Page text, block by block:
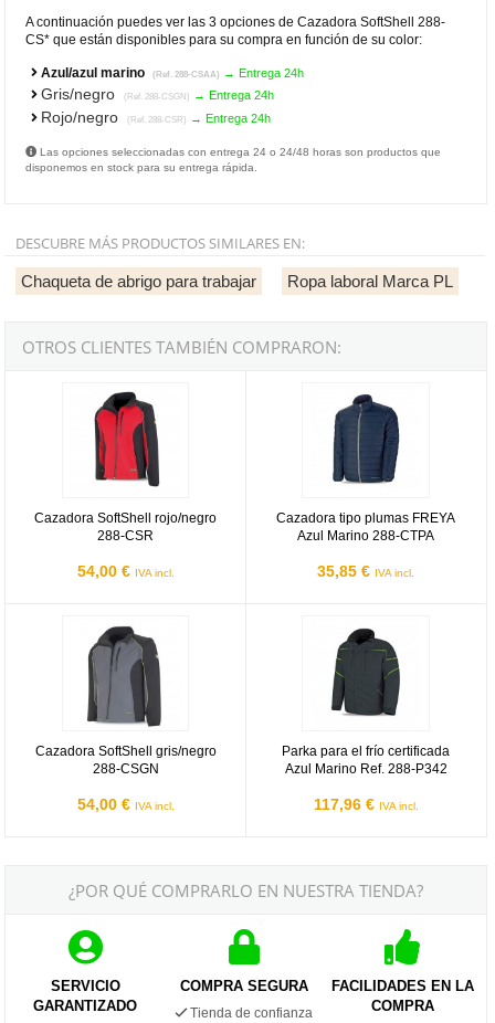
A continuación puedes ver las 3 opciones de Cazadora SoftShell 288-
CS* que están disponibles para su compra en función de su color:
Azul/azul marino (Ref. 288-CSAA) → Entrega 24h
Gris/negro (Ref. 288-CSGN) → Entrega 24h
Rojo/negro (Ref. 288-CSR) → Entrega 24h
Las opciones seleccionadas con entrega 24 o 24/48 horas son productos que
disponemos en stock para su entrega rápida.
DESCUBRE MÁS PRODUCTOS SIMILARES EN:
Chaqueta de abrigo para trabajar Ropa laboral Marca PL
OTROS CLIENTES TAMBIÉN COMPRARON:
Cazadora SoftShell rojo/negro
288-CSR
54,00 € IVA incl.
Cazadora tipo plumas FREYA
Azul Marino 288-CTPA
35,85 € IVA incl.
Cazadora SoftShell gris/negro
288-CSGN
54,00 € IVA incl.
Parka para el frío certificada
Azul Marino Ref. 288-P342
117,96 € IVA incl.
¿POR QUÉ COMPRARLO EN NUESTRA TIENDA?
SERVICIO
GARANTIZADO
COMPRA SEGURA
Tienda de confianza
FACILIDADES EN LA
COMPRA